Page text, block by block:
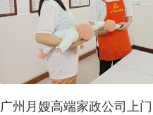
广州月嫂高端家政公司上门